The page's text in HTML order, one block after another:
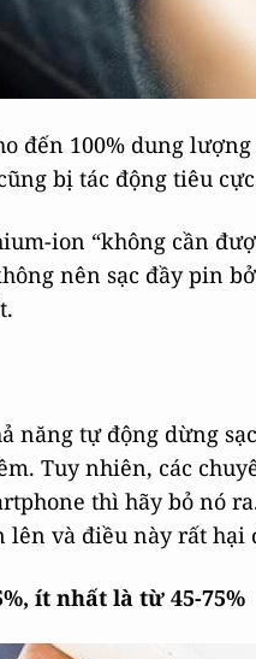
đến 100% dung
bị tác động tiêu
ion “không cần
nên sạc đầy pin
năng tự động dừng
Tuy nhiên, các
thì hãy bỏ nó
lên và điều này rất
ít nhất là từ 45-75%